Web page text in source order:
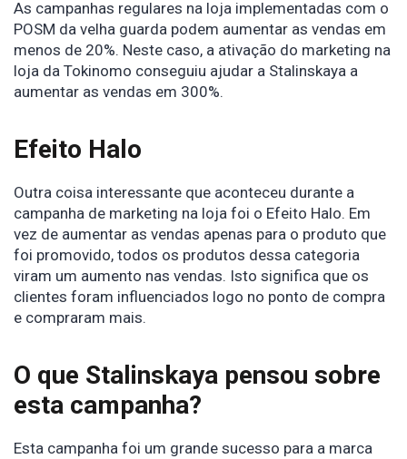
As campanhas regulares na loja implementadas com o
POSM da velha guarda podem aumentar as vendas em
menos de 20%. Neste caso, a ativação do marketing na
loja da Tokinomo conseguiu ajudar a Stalinskaya a
aumentar as vendas em 300%.
Efeito Halo
Outra coisa interessante que aconteceu durante a
campanha de marketing na loja foi o Efeito Halo. Em
vez de aumentar as vendas apenas para o produto que
foi promovido, todos os produtos dessa categoria
viram um aumento nas vendas. Isto significa que os
clientes foram influenciados logo no ponto de compra
e compraram mais.
O que Stalinskaya pensou sobre
esta campanha?
Esta campanha foi um grande sucesso para a marca